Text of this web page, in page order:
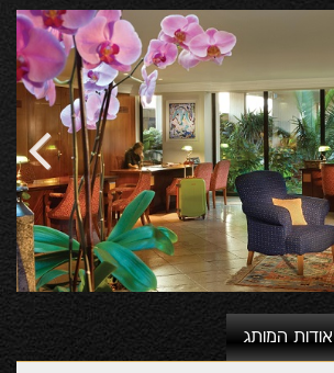
Previous
אודות המותג